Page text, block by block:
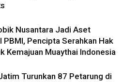
Nusantara Jadi Aset
PBMI, Pencipta Serahkan Hak
Kemajuan Muaythai Indonesia
Turunkan 87 Petarung di